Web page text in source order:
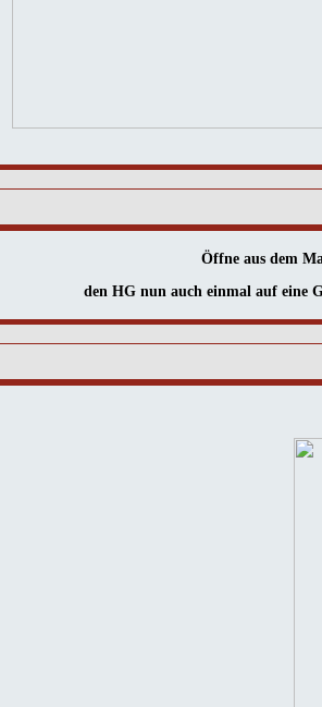
Öffne aus dem
den HG nun auch einmal auf eine